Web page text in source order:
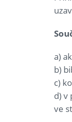
a)
b)
c)
d) v
ve